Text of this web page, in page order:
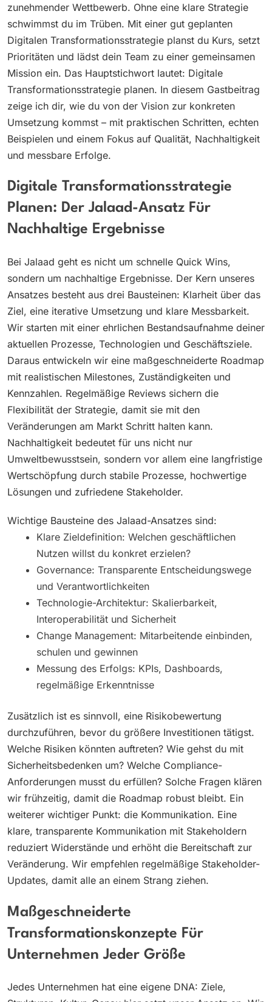
zunehmender Wettbewerb. Ohne eine klare Strategie
schwimmst du im Trüben. Mit einer gut geplanten
Digitalen Transformationsstrategie planst du Kurs, setzt
Prioritäten und lädst dein Team zu einer gemeinsamen
Mission ein. Das Hauptstichwort lautet: Digitale
Transformationsstrategie planen. In diesem Gastbeitrag
zeige ich dir, wie du von der Vision zur konkreten
Umsetzung kommst – mit praktischen Schritten, echten
Beispielen und einem Fokus auf Qualität, Nachhaltigkeit
und messbare Erfolge.
Digitale Transformationsstrategie
Planen: Der Jalaad-Ansatz Für
Nachhaltige Ergebnisse
Bei Jalaad geht es nicht um schnelle Quick Wins,
sondern um nachhaltige Ergebnisse. Der Kern unseres
Ansatzes besteht aus drei Bausteinen: Klarheit über das
Ziel, eine iterative Umsetzung und klare Messbarkeit.
Wir starten mit einer ehrlichen Bestandsaufnahme deiner
aktuellen Prozesse, Technologien und Geschäftsziele.
Daraus entwickeln wir eine maßgeschneiderte Roadmap
mit realistischen Milestones, Zuständigkeiten und
Kennzahlen. Regelmäßige Reviews sichern die
Flexibilität der Strategie, damit sie mit den
Veränderungen am Markt Schritt halten kann.
Nachhaltigkeit bedeutet für uns nicht nur
Umweltbewusstsein, sondern vor allem eine langfristige
Wertschöpfung durch stabile Prozesse, hochwertige
Lösungen und zufriedene Stakeholder.
Wichtige Bausteine des Jalaad-Ansatzes sind:
Klare Zieldefinition: Welchen geschäftlichen
Nutzen willst du konkret erzielen?
Governance: Transparente Entscheidungswege
und Verantwortlichkeiten
Technologie-Architektur: Skalierbarkeit,
Interoperabilität und Sicherheit
Change Management: Mitarbeitende einbinden,
schulen und gewinnen
Messung des Erfolgs: KPIs, Dashboards,
regelmäßige Erkenntnisse
Zusätzlich ist es sinnvoll, eine Risikobewertung
durchzuführen, bevor du größere Investitionen tätigst.
Welche Risiken könnten auftreten? Wie gehst du mit
Sicherheitsbedenken um? Welche Compliance-
Anforderungen musst du erfüllen? Solche Fragen klären
wir frühzeitig, damit die Roadmap robust bleibt. Ein
weiterer wichtiger Punkt: die Kommunikation. Eine
klare, transparente Kommunikation mit Stakeholdern
reduziert Widerstände und erhöht die Bereitschaft zur
Veränderung. Wir empfehlen regelmäßige Stakeholder-
Updates, damit alle an einem Strang ziehen.
Maßgeschneiderte
Transformationskonzepte Für
Unternehmen Jeder Größe
Jedes Unternehmen hat eine eigene DNA: Ziele,